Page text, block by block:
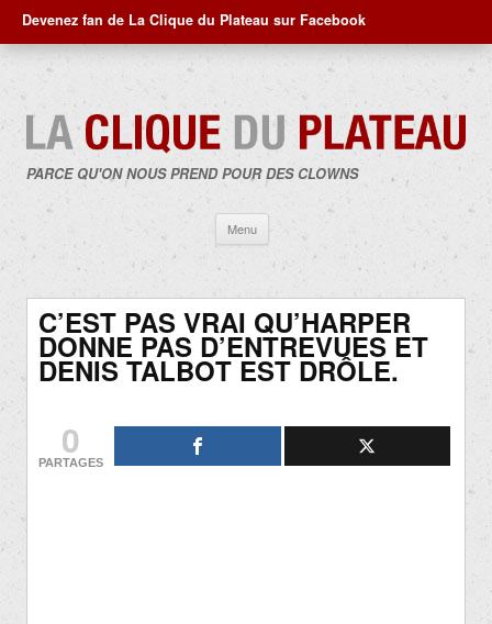
Devenez fan de La Clique du Plateau sur Facebook
PARCE QU'ON NOUS PREND POUR DES CLOWNS
Menu
contenu
C’EST PAS VRAI QU’HARPER
DONNE PAS D’ENTREVUES ET
DENIS TALBOT EST DRÔLE.
0
PARTAGES